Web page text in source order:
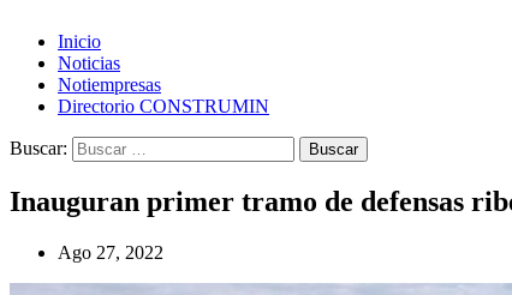
Inicio
Noticias
Notiempresas
Directorio CONSTRUMIN
Buscar:
Inauguran primer tramo de defensas
Ago 27, 2022